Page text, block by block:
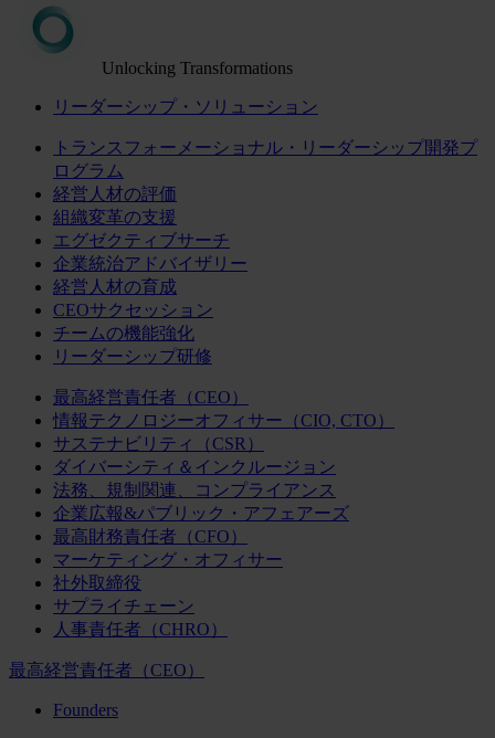
Unlocking Transformations
リーダーシップ・ソリューション
トランスフォーメーショナル・リーダーシップ開発プ
ログラム
経営人材の評価
組織変革の支援
エグゼクティブサーチ
企業統治アドバイザリー
経営人材の育成
CEOサクセッション
チームの機能強化
リーダーシップ研修
最高経営責任者（CEO）
情報テクノロジーオフィサー（CIO, CTO）
サステナビリティ（CSR）
ダイバーシティ＆インクルージョン
法務、規制関連、コンプライアンス
企業広報&パブリック・アフェアーズ
最高財務責任者（CFO）
マーケティング・オフィサー
社外取締役
サプライチェーン
人事責任者（CHRO）
最高経営責任者（CEO）
Founders